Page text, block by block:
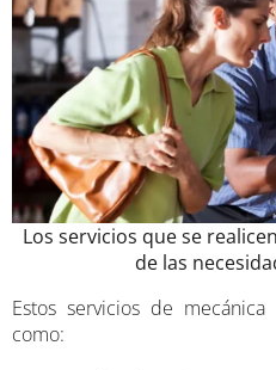
Los servicios que se
de las
Estos servicios de
como: